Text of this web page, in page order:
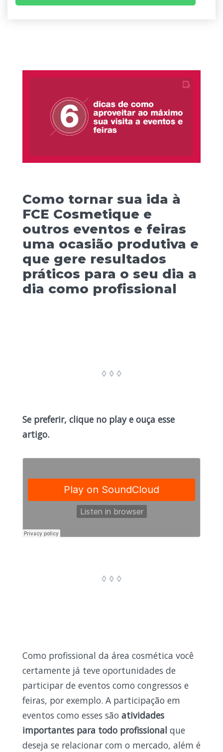
Como tornar sua ida à
FCE Cosmetique e
outros eventos e feiras
uma ocasião produtiva e
que gere resultados
práticos para o seu dia a
dia como profissional
Se preferir, clique no play e ouça esse
artigo.
Como profissional da área cosmética você
certamente já teve oportunidades de
participar de eventos como congressos e
feiras, por exemplo. A participação em
eventos como esses são atividades
importantes para todo profissional que
deseja se relacionar com o mercado, além é